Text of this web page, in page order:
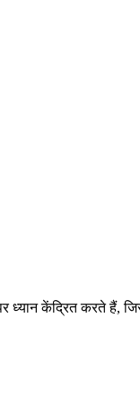
ध्यान केंद्रित करते हैं,